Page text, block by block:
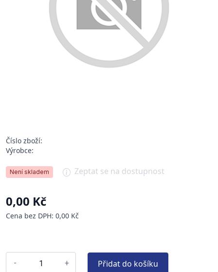
Číslo zboží:
Výrobce:
Není skladem Zeptat se na dostupnost
0,00 Kč
Cena bez DPH: 0,00 Kč
- + Přidat do košíku